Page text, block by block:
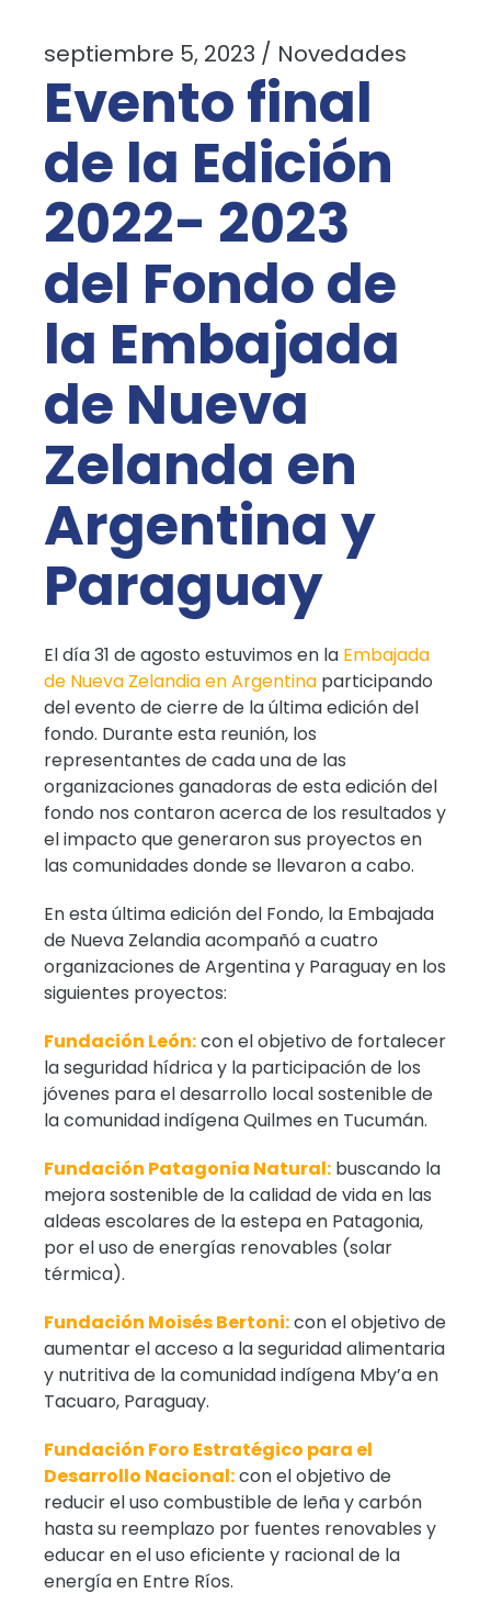
septiembre 5, 2023 Novedades
Evento final
de la Edición
2022- 2023
del Fondo de
la Embajada
de Nueva
Zelanda en
Argentina y
Paraguay
El día 31 de agosto estuvimos en la Embajada
de Nueva Zelandia en Argentina participando
del evento de cierre de la última edición del
fondo. Durante esta reunión, los
representantes de cada una de las
organizaciones ganadoras de esta edición del
fondo nos contaron acerca de los resultados y
el impacto que generaron sus proyectos en
las comunidades donde se llevaron a cabo.
En esta última edición del Fondo, la Embajada
de Nueva Zelandia acompañó a cuatro
organizaciones de Argentina y Paraguay en los
siguientes proyectos:
Fundación León:con el objetivo de fortalecer
la seguridad hídrica y la participación de los
jóvenes para el desarrollo local sostenible de
la comunidad indígena Quilmes en Tucumán.
Fundación Patagonia Natural: buscando la
mejora sostenible de la calidad de vida en las
aldeas escolares de la estepa en Patagonia,
por el uso de energías renovables (solar
térmica).
Fundación Moisés Bertoni:con el objetivo de
aumentar el acceso a la seguridad alimentaria
y nutritiva de la comunidad indígena Mby’a en
Tacuaro, Paraguay.
Fundación Foro Estratégico para el
Desarrollo Nacional:con el objetivo de
reducir el uso combustible de leña y carbón
hasta su reemplazo por fuentes renovables y
educar en el uso eficiente y racional de la
energía en Entre Ríos.